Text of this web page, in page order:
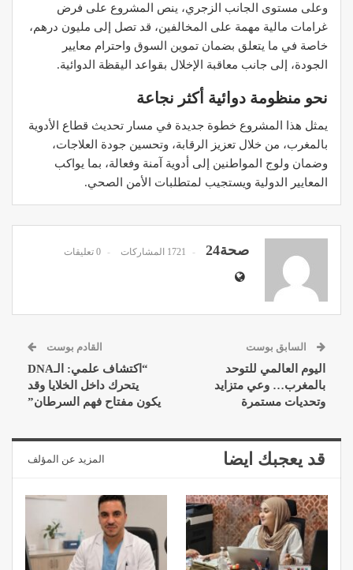
وعلى مستوى الجانب الزجري، ينص المشروع على فرض
غرامات مالية مهمة على المخالفين، قد تصل إلى مليون درهم،
خاصة في ما يتعلق بضمان تموين السوق واحترام معايير
الجودة، إلى جانب معاقبة الإخلال بقواعد اليقظة الدوائية.
نحو منظومة دوائية أكثر نجاعة
يمثل هذا المشروع خطوة جديدة في مسار تحديث قطاع الأدوية
بالمغرب، من خلال تعزيز الرقابة، وتحسين جودة العلاجات،
وضمان ولوج المواطنين إلى أدوية آمنة وفعالة، بما يواكب
المعايير الدولية ويستجيب لمتطلبات الأمن الصحي.
صحة24 1721 المشاركات 0 تعليقات
السابق بوست
اليوم العالمي للتوحد
بالمغرب… وعي متزايد
وتحديات مستمرة
القادم بوست
“اكتشاف علمي: الـDNA
يتحرك داخل الخلايا وقد
يكون مفتاح فهم السرطان”
قد يعجبك ايضا المزيد عن المؤلف